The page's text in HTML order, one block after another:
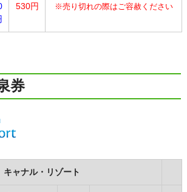
530円 ※売り切れの際はご容赦ください
券
キャナル・リゾート